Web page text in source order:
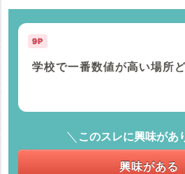
9P
学校で一番数値が高い場所
このスレに興味があ
興味がある